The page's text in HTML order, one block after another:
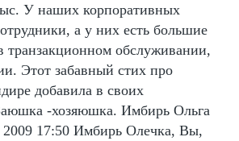
У наших корпоративных
а у них есть большие
транзакционном обслуживании,
Этот забавный стих про
добавила в своих
-хозяюшка. Имбирь Ольга
17:50 Имбирь Олечка, Вы,